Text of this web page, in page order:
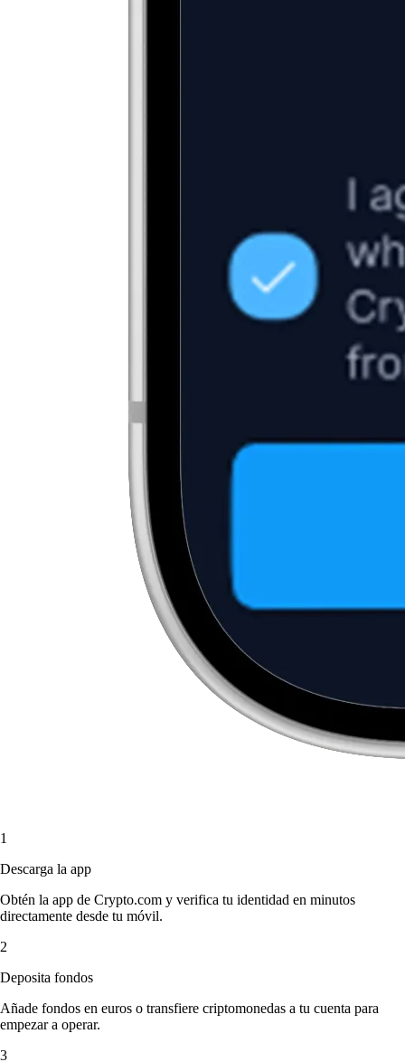
1
Descarga la app
Obtén la app de Crypto.com y verifica tu identidad en minutos
directamente desde tu móvil.
2
Deposita fondos
Añade fondos en euros o transfiere criptomonedas a tu cuenta para
empezar a operar.
3